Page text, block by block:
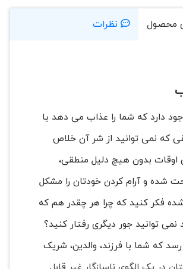
محصول نظرات
دارد که شما را عذاب می دهد یا
که نمی توانید از شر آن خلاص
اوقات بدون هیچ دلیل منطقی،
شده و آرام کردن خودتان را مشکل
شده فکر کنید که چرا هر چقدر هم که
توانید جور دیگری رفتار کنید؟
که شما با فرزند، والدین، شریک